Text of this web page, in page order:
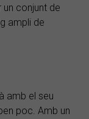
un conjunt de
ampli de
amb el seu
poc. Amb un